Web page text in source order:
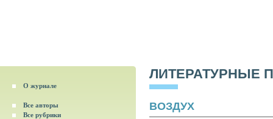
О журнале
Все авторы
Все рубрики
ЛИТЕРАТУРНЫЕ
ВОЗДУХ